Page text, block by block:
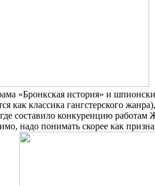
«Бронкская история» и
классика гангстерского
составило конкуренцию
надо понимать скорее как